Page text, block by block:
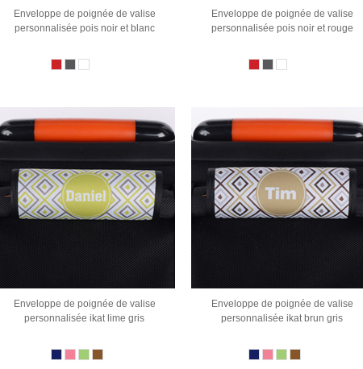
Enveloppe de poignée de valise
personnalisée pois noir et blanc
Enveloppe de poignée de valise
personnalisée pois noir et rouge
Enveloppe de poignée de valise
personnalisée ikat lime gris
Enveloppe de poignée de valise
personnalisée ikat brun gris